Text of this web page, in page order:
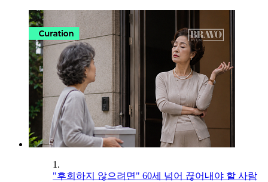
1.
"후회하지 않으려면" 60세 넘어 끊어내야 할 사람